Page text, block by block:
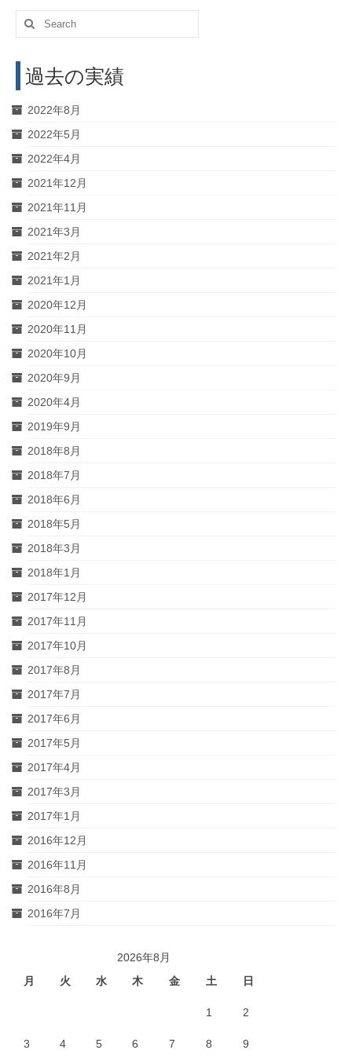
Search
for:
過去の実績
2022年8月
2022年5月
2022年4月
2021年12月
2021年11月
2021年3月
2021年2月
2021年1月
2020年12月
2020年11月
2020年10月
2020年9月
2020年4月
2019年9月
2018年8月
2018年7月
2018年6月
2018年5月
2018年3月
2018年1月
2017年12月
2017年11月
2017年10月
2017年8月
2017年7月
2017年6月
2017年5月
2017年4月
2017年3月
2017年1月
2016年12月
2016年11月
2016年8月
2016年7月
2026年8月
月
火 水 木 金 土 日
1 2
3 4 5 6 7 8 9